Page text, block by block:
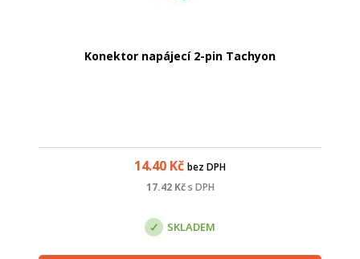
Konektor napájecí 2-pin Tachyon
14.40 Kč bez DPH
17.42Kč s DPH
SKLADEM